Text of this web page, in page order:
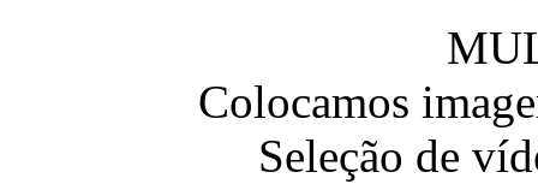
Colocamos
Seleção de